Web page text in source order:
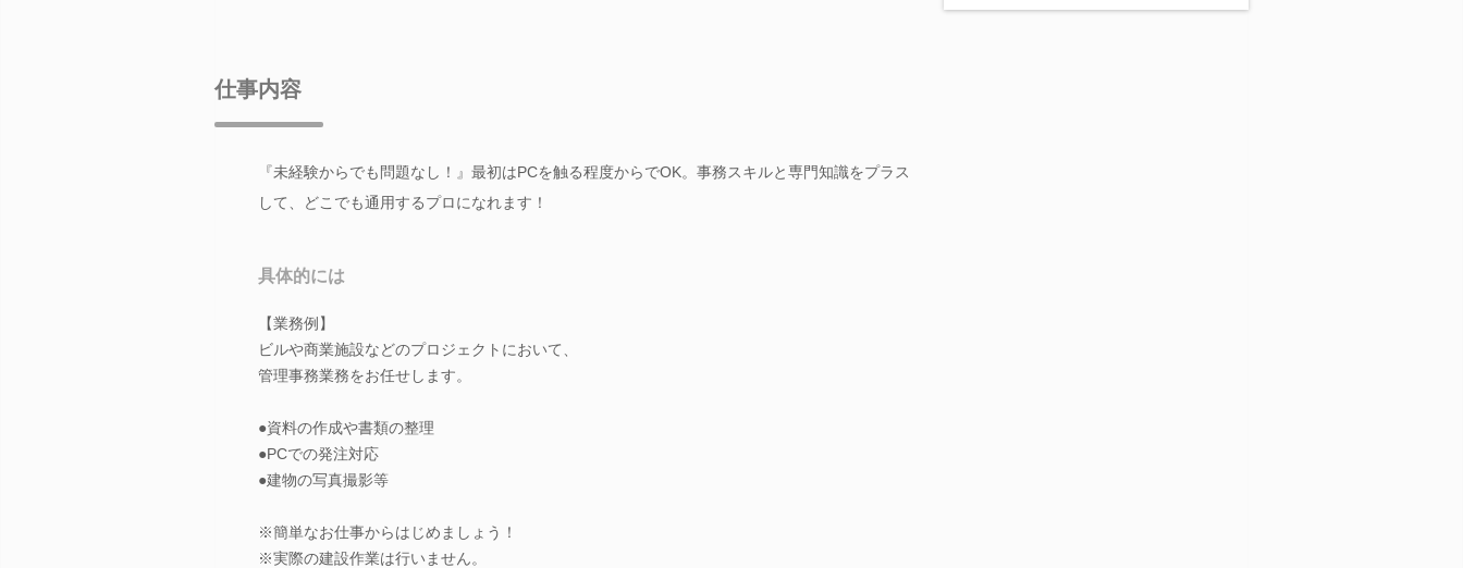
仕事内容
『未経験からでも問題なし！』最初はPCを触る程度からでOK。事務スキルと専門知識をプラス
して、どこでも通用するプロになれます！
具体的には
【業務例】
ビルや商業施設などのプロジェクトにおいて、
管理事務業務をお任せします。
●資料の作成や書類の整理
●PCでの発注対応
●建物の写真撮影等
※簡単なお仕事からはじめましょう！
※実際の建設作業は行いません。